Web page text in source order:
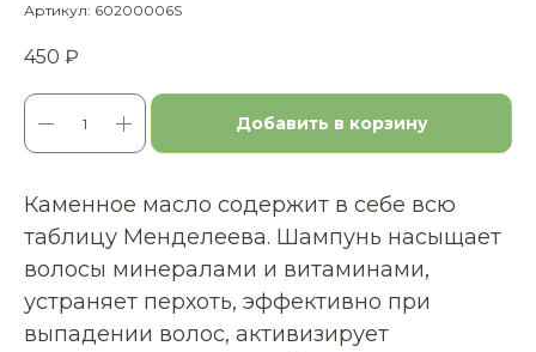
Артикул: 60200006S
450 ₽
Добавить в корзину
Каменное масло содержит в себе всю
таблицу Менделеева. Шампунь насыщает
волосы минералами и витаминами,
устраняет перхоть, эффективно при
выпадении волос, активизирует